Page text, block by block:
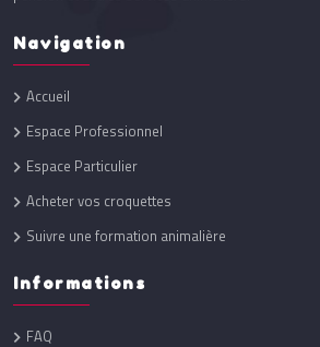
Navigation
Accueil
Espace Professionnel
Espace Particulier
Acheter vos croquettes
Suivre une formation animalière
Informations
FAQ